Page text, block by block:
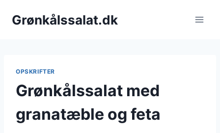
Grønkålssalat.dk
OPSKRIFTER
Grønkålssalat med
granatæble og feta